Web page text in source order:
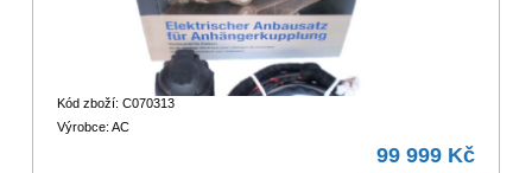
Kód zboží: C070313
Výrobce: AC
99 999 Kč